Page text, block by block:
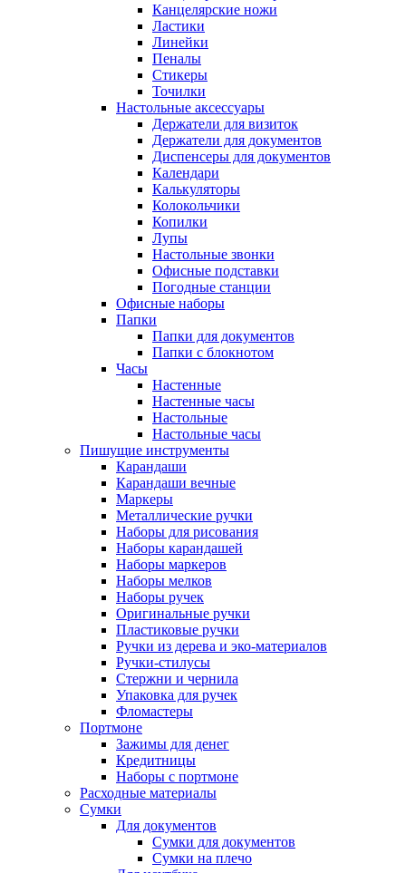
Канцелярские ножи
Ластики
Линейки
Пеналы
Стикеры
Точилки
Настольные аксессуары
Держатели для визиток
Держатели для документов
Диспенсеры для документов
Календари
Калькуляторы
Колокольчики
Копилки
Лупы
Настольные звонки
Офисные подставки
Погодные станции
Офисные наборы
Папки
Папки для документов
Папки с блокнотом
Часы
Настенные
Настенные часы
Настольные
Настольные часы
Пишущие инструменты
Карандаши
Карандаши вечные
Маркеры
Металлические ручки
Наборы для рисования
Наборы карандашей
Наборы маркеров
Наборы мелков
Наборы ручек
Оригинальные ручки
Пластиковые ручки
Ручки из дерева и эко-материалов
Ручки-стилусы
Стержни и чернила
Упаковка для ручек
Фломастеры
Портмоне
Зажимы для денег
Кредитницы
Наборы с портмоне
Расходные материалы
Сумки
Для документов
Сумки для документов
Сумки на плечо